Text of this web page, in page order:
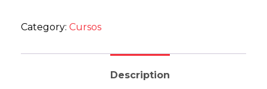
Category: Cursos
Description